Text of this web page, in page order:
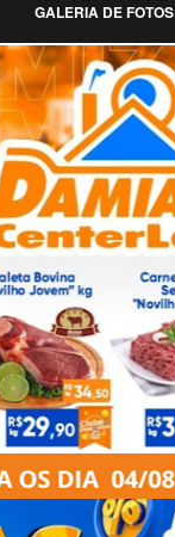
GALERIA DE FOTOS